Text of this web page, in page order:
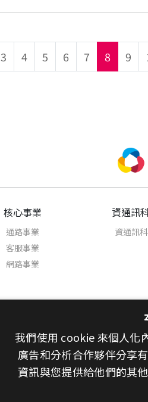
3 4 5 6 7 8 9
核心事業
通路事業
客服事業
網路事業
資通訊
資通訊
我們使用 cookie 來個人化
廣告和分析合作夥伴分享
資訊與您提供給他們的其